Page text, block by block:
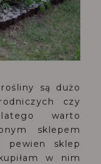
są dużo
czy
warto
sklepem
pewien sklep
w nim